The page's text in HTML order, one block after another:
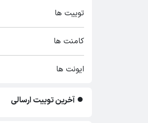
توییت ها
کامنت ها
ایونت ها
آخرین توییت ارسالی